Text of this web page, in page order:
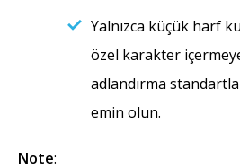
Yalnızca küçük harf
özel karakter
adlandırma
emin olun.
Note: